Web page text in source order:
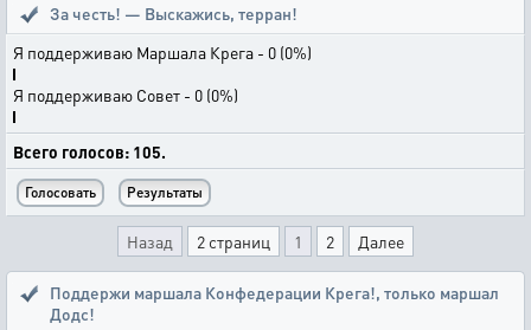
За честь! — Выскажись, терран!
Я поддерживаю Маршала Крега - 0 (0%)
Я поддерживаю Совет - 0 (0%)
Всего голосов: 105.
Назад 2 страниц 1 2 Далее
Поддержи маршала Конфедерации Крега!, только маршал
Додс!